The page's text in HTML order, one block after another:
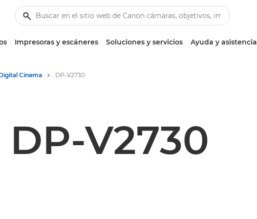
Impresoras y escáneres Soluciones y servicios Ayuda y asistencia
Cinema DP-V2730
DP-V2730